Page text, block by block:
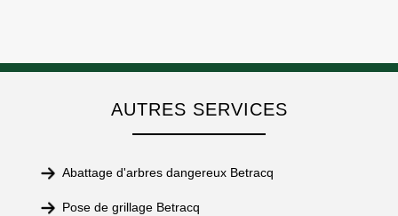
AUTRES SERVICES
Abattage d'arbres dangereux Betracq
Pose de grillage Betracq